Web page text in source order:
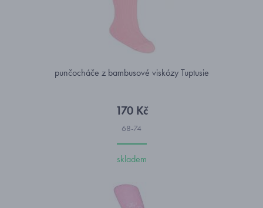
punčocháče z bambusové viskózy Tuptusie
170 Kč
68-74
skladem